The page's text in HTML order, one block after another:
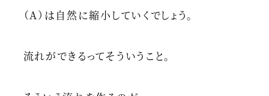
（A）は自然に縮小していくでしょう。
流れができるってそういうこと。